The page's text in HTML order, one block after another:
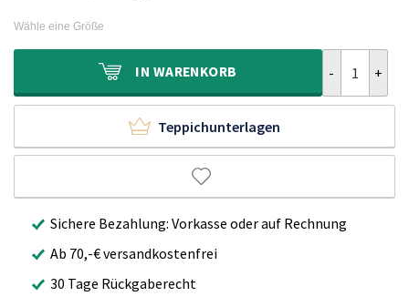
Wähle eine Größe
IN WARENKORB
Teppichunterlagen
Sichere Bezahlung: Vorkasse oder auf Rechnung
Ab 70,-€ versandkostenfrei
30 Tage Rückgaberecht